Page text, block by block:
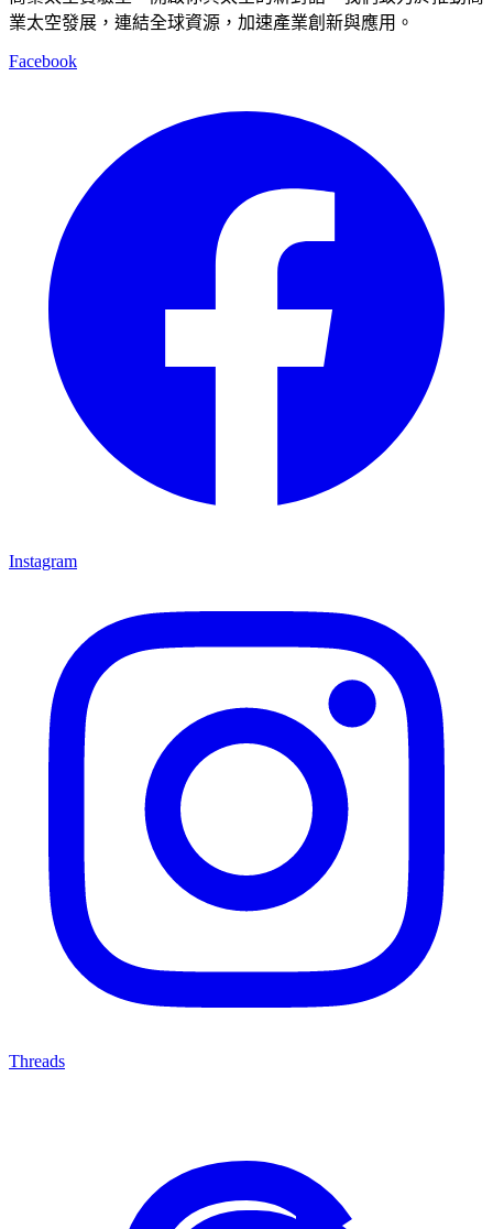
業太空發展，連結全球資源，加速產業創新與應用。
Facebook
Instagram
Threads